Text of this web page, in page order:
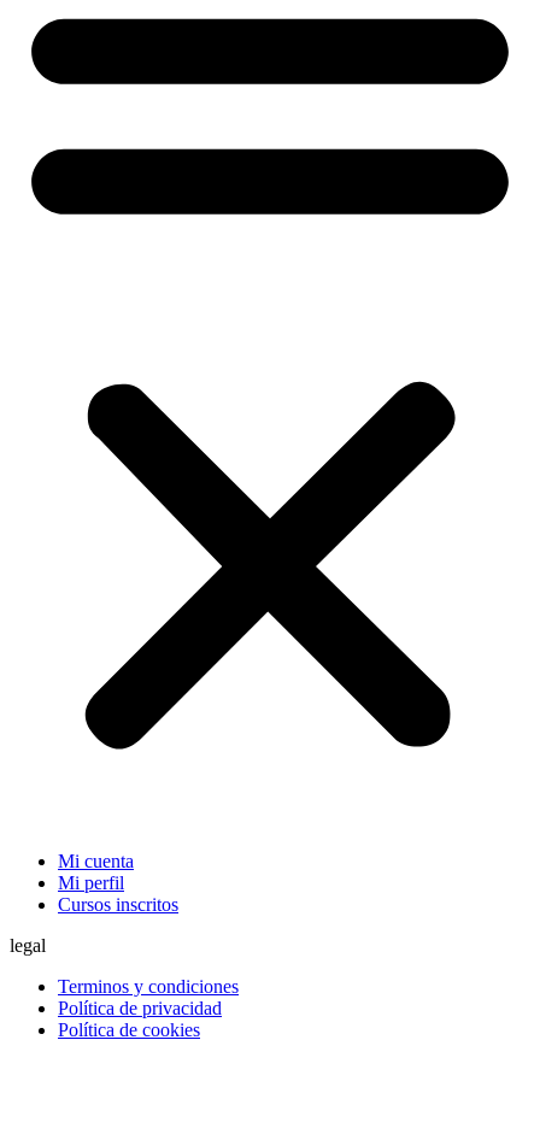
Mi cuenta
Mi perfil
Cursos inscritos
legal
Terminos y condiciones
Política de privacidad
Política de cookies